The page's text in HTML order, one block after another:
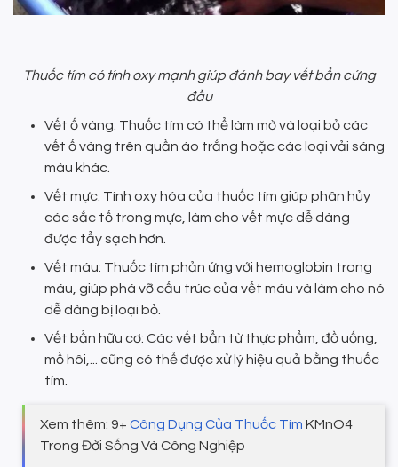
Thuốc tím có tính oxy mạnh giúp đánh bay vết bẩn cứng
đầu
Vết ố vàng: Thuốc tím có thể làm mờ và loại bỏ các
vết ố vàng trên quần áo trắng hoặc các loại vải sáng
màu khác.
Vết mực: Tính oxy hóa của thuốc tím giúp phân hủy
các sắc tố trong mực, làm cho vết mực dễ dàng
được tẩy sạch hơn.
Vết máu: Thuốc tím phản ứng với hemoglobin trong
máu, giúp phá vỡ cấu trúc của vết máu và làm cho nó
dễ dàng bị loại bỏ.
Vết bẩn hữu cơ: Các vết bẩn từ thực phẩm, đồ uống,
mồ hôi,... cũng có thể được xử lý hiệu quả bằng thuốc
tím.
Xem thêm: 9+ Công Dụng Của Thuốc Tím KMnO4
Trong Đời Sống Và Công Nghiệp